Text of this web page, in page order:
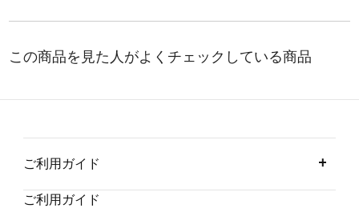
ご利用ガイド
ご利用ガイド